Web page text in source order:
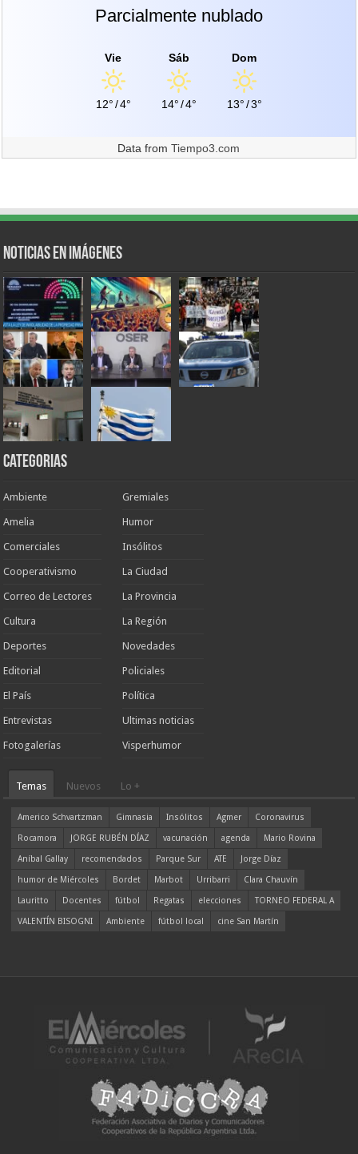
Parcialmente nublado
Vie
12°/4°
Sáb
14°/4°
Dom
13°/3°
Data fromTiempo3.com
Noticias en Imágenes
Categorias
Ambiente
Amelia
Comerciales
Cooperativismo
Correo de Lectores
Cultura
Deportes
Editorial
El País
Entrevistas
Fotogalerías
Gremiales
Humor
Insólitos
La Ciudad
La Provincia
La Región
Novedades
Policiales
Política
Ultimas noticias
Visperhumor
Temas Nuevos Lo +
Americo Schvartzman Gimnasia Insólitos Agmer
Coronavirus
Rocamora
JORGE RUBÉN DÍAZ vacunación agenda
Mario Rovina
Aníbal Gallay
recomendados Parque Sur ATE
Jorge Díaz
humor de Miércoles
Bordet Marbot Urribarri
Clara Chauvín
Lauritto
Docentes fútbol Regatas elecciones
TORNEO FEDERAL A
VALENTÍN BISOGNI
Ambiente fútbol local cine San Martín